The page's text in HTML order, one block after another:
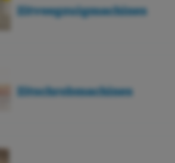
Zitveegzuigmachines
Zitschrobmachines